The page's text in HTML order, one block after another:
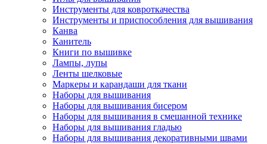
Инструменты для ковроткачества
Инструменты и приспособления для вышивания
Канва
Канитель
Книги по вышивке
Лампы, лупы
Ленты шелковые
Маркеры и карандаши для ткани
Наборы для вышивания
Наборы для вышивания бисером
Наборы для вышивания в смешанной технике
Наборы для вышивания гладью
Наборы для вышивания декоративными швами